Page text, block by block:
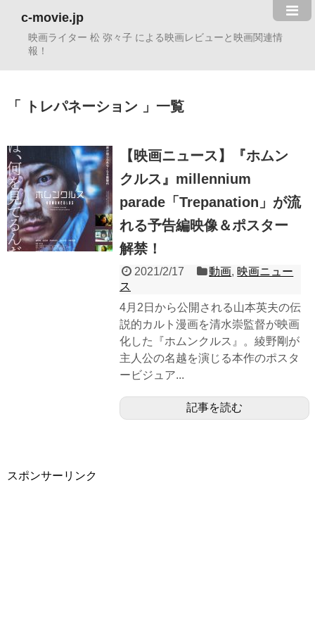
c-movie.jp
映画ライター 松 弥々子 による映画レビューと映画関連情
報！
トレパネーション 一覧
【映画ニュース】『ホムン
クルス』millennium
parade「Trepanation」が流
れる予告編映像＆ポスター
解禁！
2021/2/17 動画, 映画ニュー
ス
4月2日から公開される山本英夫の伝
説的カルト漫画を清水崇監督が映画
化した『ホムンクルス』。綾野剛が
主人公の名越を演じる本作のポスタ
ービジュア...
記事を読む
スポンサーリンク